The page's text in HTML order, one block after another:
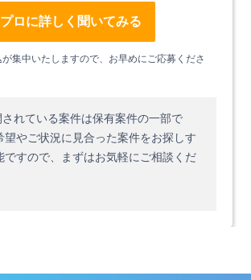
プロに詳しく聞いてみる
集中いたしますので、お早めにご応募くださ
されている案件は保有案件の一部で
望やご状況に見合った案件をお探しす
ですので、まずはお気軽にご相談くだ